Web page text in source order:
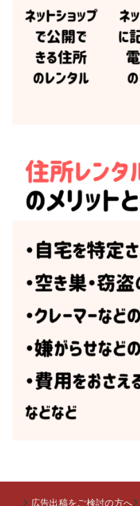
広告出稿をご検討の方へ